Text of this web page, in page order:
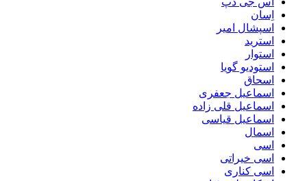
اِسان
اسپشال امیر
استرید
استوار
استودیو گویا
اسحاق
اسماعیل جعفری
اسماعیل قلی زاده
اسماعیل قیاسی
اسمال
اسی
اسی خیراتی
اسی کناری